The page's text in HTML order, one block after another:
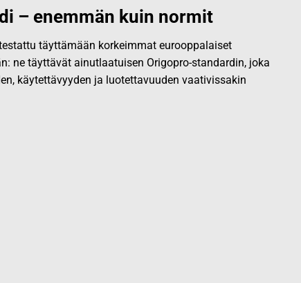
– enemmän kuin normit
täyttämään korkeimmat eurooppalaiset
ne täyttävät ainutlaatuisen Origopro-standardin, joka
käytettävyyden ja luotettavuuden vaativissakin